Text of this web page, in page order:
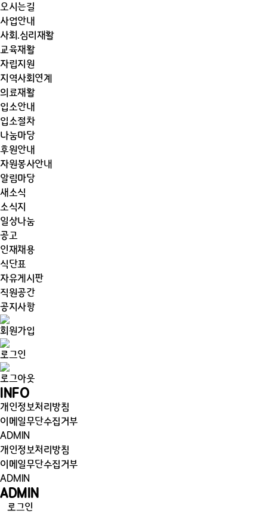
오시는길
사업안내
사회.심리재활
교육재활
자립지원
지역사회연계
의료재활
입소안내
입소절차
나눔마당
후원안내
자원봉사안내
알림마당
새소식
소식지
일상나눔
공고
인재채용
식단표
자유게시판
직원공간
공지사항
회원가입
로그인
로그아웃
INFO
개인정보처리방침
이메일무단수집거부
ADMIN
개인정보처리방침
이메일무단수집거부
ADMIN
ADMIN
로그인